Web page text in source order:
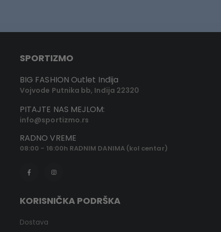
SPORTIZMO
BIG FASHION Outlet Inđija
Vojvode Putnika bb, Inđija 22320
PITAJTE NAS MEJLOM:
info@sportizmo.rs
RADNO VREME
08:00 - 16:00h RADNIM DANIMA (kol centar)
KORISNIČKA PODRŠKA
Dostava